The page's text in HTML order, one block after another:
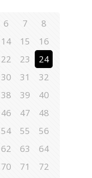
6 7
8
14 15
16
22 23
24
30 31
32
38 39
40
46 47
48
54 55
56
62 63
64
70 71
72